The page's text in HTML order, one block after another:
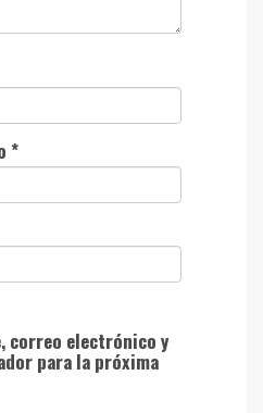
*
correo electrónico y
para la próxima